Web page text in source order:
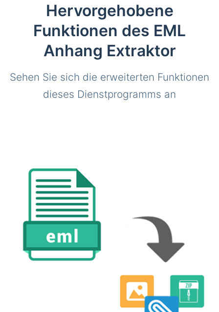
Hervorgehobene
Funktionen des EML
Anhang Extraktor
Sehen Sie sich die erweiterten Funktionen
dieses Dienstprogramms an